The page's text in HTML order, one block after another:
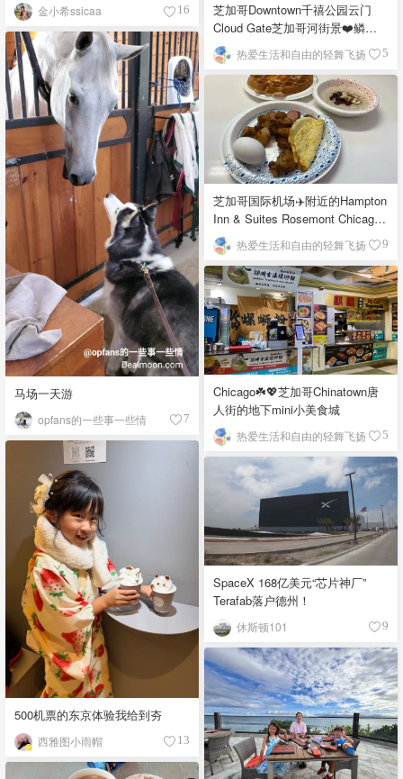
金小希ssicaa 16
芝加哥Downtown千禧公园云门
Cloud Gate芝加哥河街景❤️鳞次
栉比的高楼
热爱生活和自由的轻舞飞扬 5
马场一天游
opfans的一些事一些情 7
芝加哥国际机场✈️附近的Hampton
Inn & Suites Rosemont Chicago
O'Hare自助早餐
热爱生活和自由的轻舞飞扬 9
Chicago☘️💖芝加哥Chinatown唐
人街的地下mini小美食城
热爱生活和自由的轻舞飞扬 5
500机票的东京体验我给到夯
西雅图小雨帽 13
SpaceX 168亿美元“芯片神厂”
Terafab落户德州！
休斯顿101 9